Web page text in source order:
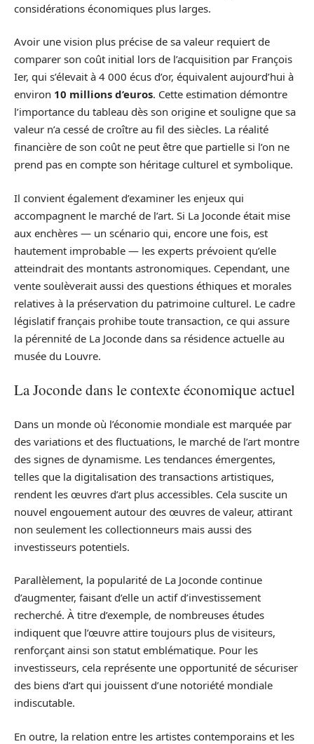
considérations économiques plus larges.
Avoir une vision plus précise de sa valeur requiert de
comparer son coût initial lors de l’acquisition par François
Ier, qui s’élevait à 4 000 écus d’or, équivalent aujourd’hui à
environ 10 millions d’euros. Cette estimation démontre
l’importance du tableau dès son origine et souligne que sa
valeur n’a cessé de croître au fil des siècles. La réalité
financière de son coût ne peut être que partielle si l’on ne
prend pas en compte son héritage culturel et symbolique.
Il convient également d’examiner les enjeux qui
accompagnent le marché de l’art. Si La Joconde était mise
aux enchères — un scénario qui, encore une fois, est
hautement improbable — les experts prévoient qu’elle
atteindrait des montants astronomiques. Cependant, une
vente soulèverait aussi des questions éthiques et morales
relatives à la préservation du patrimoine culturel. Le cadre
législatif français prohibe toute transaction, ce qui assure
la pérennité de La Joconde dans sa résidence actuelle au
musée du Louvre.
La Joconde dans le contexte économique actuel
Dans un monde où l’économie mondiale est marquée par
des variations et des fluctuations, le marché de l’art montre
des signes de dynamisme. Les tendances émergentes,
telles que la digitalisation des transactions artistiques,
rendent les œuvres d’art plus accessibles. Cela suscite un
nouvel engouement autour des œuvres de valeur, attirant
non seulement les collectionneurs mais aussi des
investisseurs potentiels.
Parallèlement, la popularité de La Joconde continue
d’augmenter, faisant d’elle un actif d’investissement
recherché. À titre d’exemple, de nombreuses études
indiquent que l’œuvre attire toujours plus de visiteurs,
renforçant ainsi son statut emblématique. Pour les
investisseurs, cela représente une opportunité de sécuriser
des biens d’art qui jouissent d’une notoriété mondiale
indiscutable.
En outre, la relation entre les artistes contemporains et les